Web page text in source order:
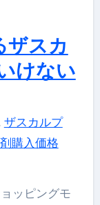
ザスカ
けない
ザスカルプ
購入価格